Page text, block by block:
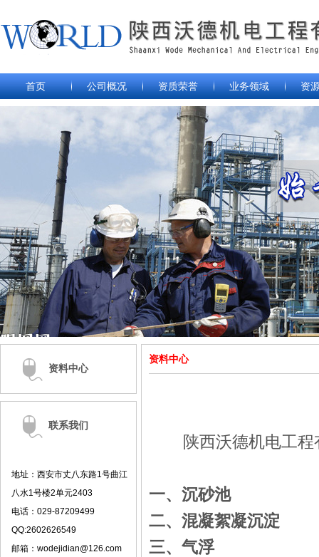
首页 公司概况 资质荣誉 业务领域 资
资料中心
联系我们
地址：西安市丈八东路1号曲江
八水1号楼2单元2403
电话： 029-87209499
QQ:2602626549
邮箱： wodejidian@126.com
资料中心
陕西沃德机电工程
一、沉砂池
二、混凝絮凝沉淀
三、气浮